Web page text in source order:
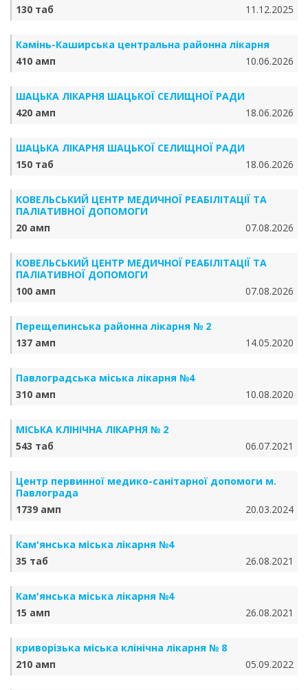
130 таб
11.12.2025
Камінь-Каширська центральна районна лікарня
410 амп
10.06.2026
ШАЦЬКА ЛІКАРНЯ ШАЦЬКОЇ СЕЛИЩНОЇ РАДИ
420 амп
18.06.2026
ШАЦЬКА ЛІКАРНЯ ШАЦЬКОЇ СЕЛИЩНОЇ РАДИ
150 таб
18.06.2026
КОВЕЛЬСЬКИЙ ЦЕНТР МЕДИЧНОЇ РЕАБІЛІТАЦІЇ ТА
ПАЛІАТИВНОЇ ДОПОМОГИ
20 амп
07.08.2026
КОВЕЛЬСЬКИЙ ЦЕНТР МЕДИЧНОЇ РЕАБІЛІТАЦІЇ ТА
ПАЛІАТИВНОЇ ДОПОМОГИ
100 амп
07.08.2026
Перещепинська районна лікарня № 2
137 амп
14.05.2020
Павлоградська міська лікарня №4
310 амп
10.08.2020
МІСЬКА КЛІНІЧНА ЛІКАРНЯ № 2
543 таб
06.07.2021
Центр первинної медико-санітарної допомоги м.
Павлограда
1739 амп
20.03.2024
Кам'янська міська лікарня №4
35 таб
26.08.2021
Кам'янська міська лікарня №4
15 амп
26.08.2021
криворізька міська клінічна лікарня № 8
210 амп
05.09.2022